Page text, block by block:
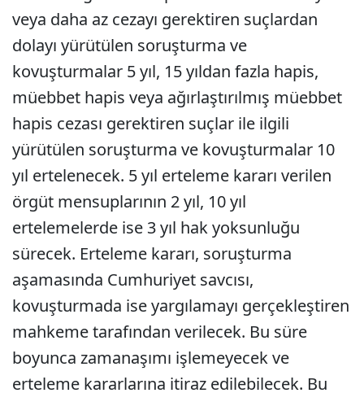
veya daha az cezayı gerektiren suçlardan
dolayı yürütülen soruşturma ve
kovuşturmalar 5 yıl, 15 yıldan fazla hapis,
müebbet hapis veya ağırlaştırılmış müebbet
hapis cezası gerektiren suçlar ile ilgili
yürütülen soruşturma ve kovuşturmalar 10
yıl ertelenecek. 5 yıl erteleme kararı verilen
örgüt mensuplarının 2 yıl, 10 yıl
ertelemelerde ise 3 yıl hak yoksunluğu
sürecek. Erteleme kararı, soruşturma
aşamasında Cumhuriyet savcısı,
kovuşturmada ise yargılamayı gerçekleştiren
mahkeme tarafından verilecek. Bu süre
boyunca zamanaşımı işlemeyecek ve
erteleme kararlarına itiraz edilebilecek. Bu